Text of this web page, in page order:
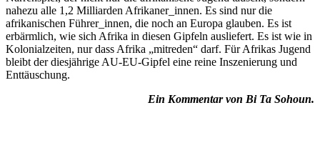
nahezu alle 1,2 Milliarden Afrikaner_innen. Es sind nur die
afrikanischen Führer_innen, die noch an Europa glauben. Es ist
erbärmlich, wie sich Afrika in diesen Gipfeln ausliefert. Es ist wie in
Kolonialzeiten, nur dass Afrika „mitreden“ darf. Für Afrikas Jugend
bleibt der diesjährige AU-EU-Gipfel eine reine Inszenierung und
Enttäuschung.
Ein Kommentar von Bi Ta Sohoun.